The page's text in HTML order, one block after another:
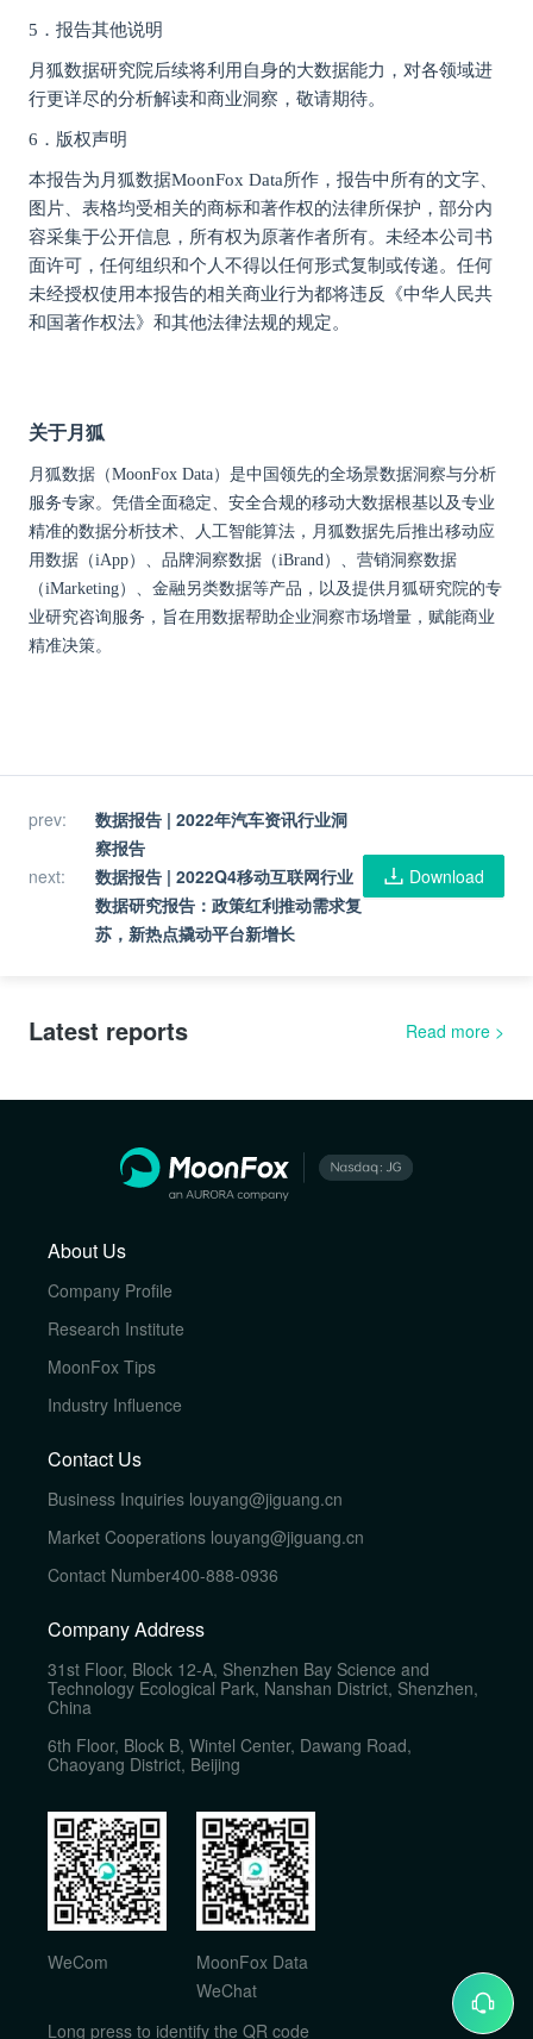
5．报告其他说明
月狐数据研究院后续将利用自身的大数据能力，对各领域进
行更详尽的分析解读和商业洞察，敬请期待。
6．版权声明
本报告为月狐数据MoonFox Data所作，报告中所有的文字、
图片、表格均受相关的商标和著作权的法律所保护，部分内
容采集于公开信息，所有权为原著作者所有。未经本公司书
面许可，任何组织和个人不得以任何形式复制或传递。任何
未经授权使用本报告的相关商业行为都将违反《中华人民共
和国著作权法》和其他法律法规的规定。
关于月狐
月狐数据（MoonFox Data）是中国领先的全场景数据洞察与分析
服务专家。凭借全面稳定、安全合规的移动大数据根基以及专业
精准的数据分析技术、人工智能算法，月狐数据先后推出移动应
用数据（iApp）、品牌洞察数据（iBrand）、营销洞察数据
（iMarketing）、金融另类数据等产品，以及提供月狐研究院的专
业研究咨询服务，旨在用数据帮助企业洞察市场增量，赋能商业
精准决策。
prev:
数据报告 | 2022年汽车资讯行业洞
察报告
next:
数据报告 | 2022Q4移动互联网行业
数据研究报告：政策红利推动需求复
苏，新热点撬动平台新增长
Download
Latest reports Read more >
About Us
Company Profile
Research Institute
MoonFox Tips
Industry Influence
Contact Us
Business Inquiries louyang@jiguang.cn
Market Cooperations louyang@jiguang.cn
Contact Number400-888-0936
Company Address
31st Floor, Block 12-A, Shenzhen Bay Science and
Technology Ecological Park, Nanshan District, Shenzhen,
China
6th Floor, Block B, Wintel Center, Dawang Road,
Chaoyang District, Beijing
WeCom
MoonFox Data
WeChat
Long press to identify the QR code